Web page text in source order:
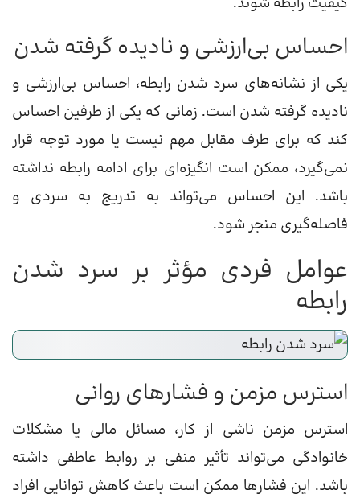
احساس بی‌ارزشی و نادیده گرفته شدن
یکی از نشانه‌های سرد شدن رابطه، احساس بی‌ارزشی و
نادیده گرفته شدن است. زمانی که یکی از طرفین احساس
کند که برای طرف مقابل مهم نیست یا مورد توجه قرار
نمی‌گیرد، ممکن است انگیزه‌ای برای ادامه رابطه نداشته
باشد. این احساس می‌تواند به تدریج به سردی و
فاصله‌گیری منجر شود.
عوامل فردی مؤثر بر سرد شدن
رابطه
استرس مزمن و فشارهای روانی
استرس مزمن ناشی از کار، مسائل مالی یا مشکلات
خانوادگی می‌تواند تأثیر منفی بر روابط عاطفی داشته
باشد. این فشارها ممکن است باعث کاهش توانایی افراد